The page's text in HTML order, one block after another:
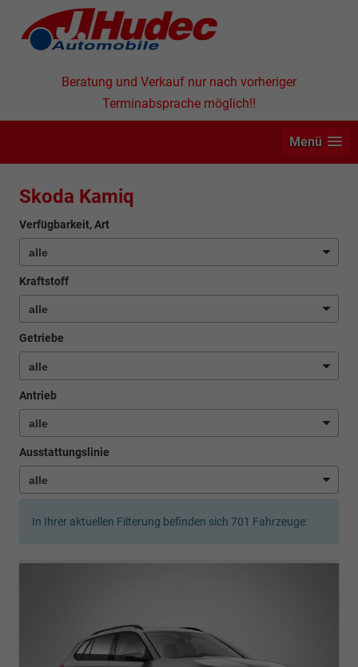
Beratung und Verkauf nur nach vorheriger
Terminabsprache möglich!!
Menü
Skoda Kamiq
Verfügbarkeit, Art
Kraftstoff
Getriebe
Antrieb
Ausstattungslinie
In Ihrer aktuellen Filterung befinden sich 701 Fahrzeuge: